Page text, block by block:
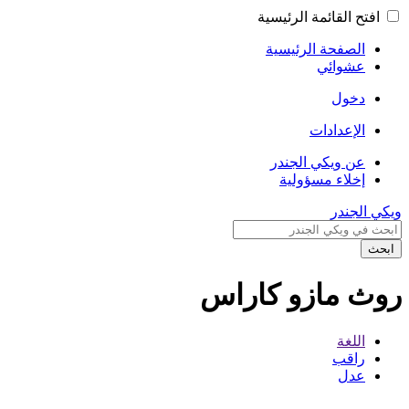
افتح القائمة الرئيسية
الصفحة الرئيسية
عشوائي
دخول
الإعدادات
عن ويكي الجندر
إخلاء مسؤولية
ويكي الجندر
ابحث
روث مازو كاراس
اللغة
راقب
عدل